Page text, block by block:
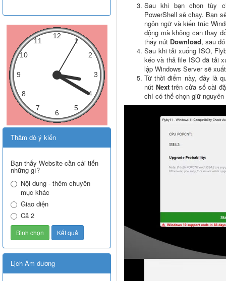
Sau khi bạn chọn tùy
PowerShell sẽ chạy. Bạn
ngôn ngữ và kiến trúc
động mà không cần thay
thấy nút Download, sau
Sau khi tải xuống ISO,
kéo và thả file ISO đã tải
lập Windows Server sẽ
Từ thời điểm này, đây là
nút Nexttrên cửa sổ cài
chí có thể chọn giữ
Thăm dò ý kiến
Bạn thấy Website cần cải tiến
những gì?
Nội dung - thêm chuyên
mục khác
Giao diện
Cả 2
Lịch Âm dương